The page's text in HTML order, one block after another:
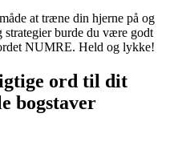
at træne din hjerne på og
strategier burde du være godt
NUMRE. Held og lykke!
ord til dit
bogstaver